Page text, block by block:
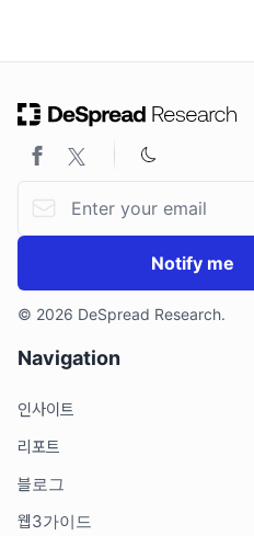
3. Boost APR에 영향을 주는 요소
3.1. 밸리데이터의 $BGT 에미션
3.3. 밸리데이터의 커미션 비율
4. 마치며
4.1. 해결 과제: 인센티브 고갈 문제
Notify me
© 2026 DeSpread Research.
Navigation
인사이트
리포트
블로그
웹3가이드